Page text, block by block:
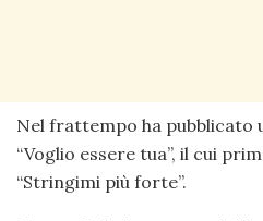
Nel frattempo ha pubblicato
“Voglio essere tua”, il cui
“Stringimi più forte”.